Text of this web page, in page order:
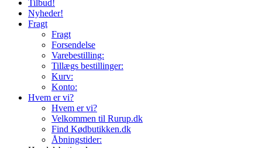
Tilbud!
Nyheder!
Fragt
Fragt
Forsendelse
Varebestilling:
Tillægs bestillinger:
Kurv:
Konto:
Hvem er vi?
Hvem er vi?
Velkommen til Rurup.dk
Find Kødbutikken.dk
Åbningstider: